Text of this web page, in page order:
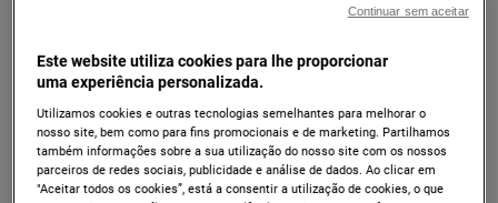
ZDF26030XA
Máquina de lavar loiça de 60 cm para 13
talheres
Este website utiliza cookies para lhe proporcionar
uma experiência personalizada.
Utilizamos cookies e outras tecnologias semelhantes para melhorar o
nosso site, bem como para fins promocionais e de marketing. Partilhamos
também informações sobre a sua utilização do nosso site com os nossos
parceiros de redes sociais, publicidade e análise de dados. Ao clicar em
"Aceitar todos os cookies”, está a consentir a utilização de cookies, o que
Continuar sem aceitar